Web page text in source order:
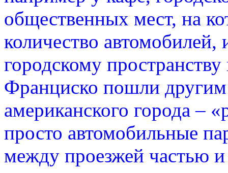
общественных мест, на
количество автомобилей,
городскому
Франциско пошли другим
американского города –
просто автомобильные
между проезжей частью и